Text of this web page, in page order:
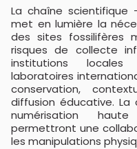
La chaîne scientifique
met en lumière la
des sites fossilifères
risques de collecte
institutions
laboratoires
conservation,
diffusion éducative.
numérisation
permettront une
les manipulations